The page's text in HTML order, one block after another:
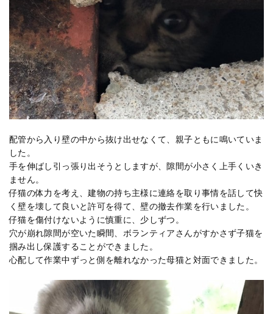
配管から入り壁の中から抜け出せなくて、親子ともに鳴いていま
した。
手を伸ばし引っ張り出そうとしますが、隙間が小さく上手くいき
ません。
仔猫の体力を考え、建物の持ち主様に連絡を取り事情を話して快
く壁を壊して良いと許可を得て、壁の撤去作業を行いました。
仔猫を傷付けないように慎重に、少しずつ。
穴が崩れ隙間が空いた瞬間、ボランティアさんがすかさず子猫を
掴み出し保護することができました。
心配して作業中ずっと側を離れなかった母猫と対面できました。